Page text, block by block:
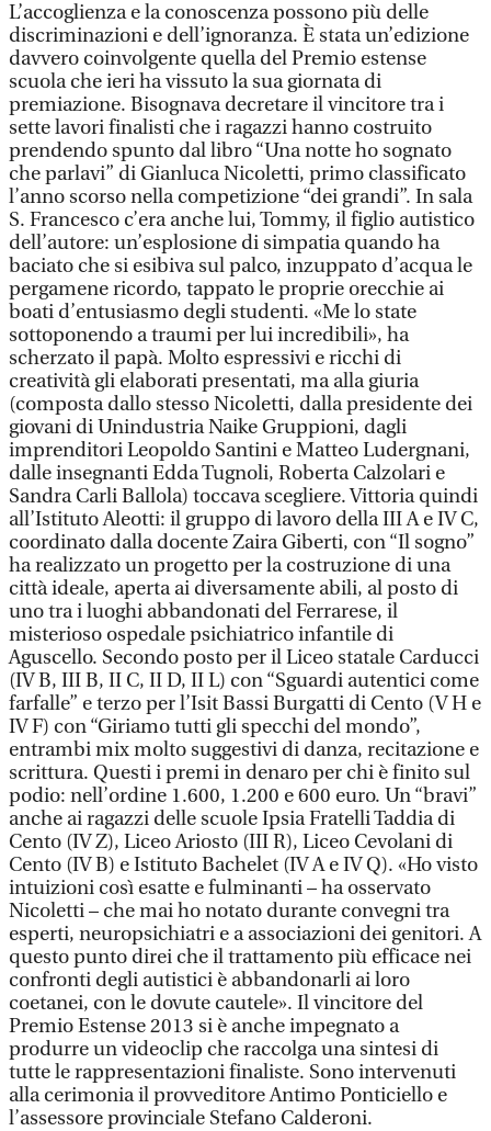
L’accoglienza e la conoscenza possono più delle
discriminazioni e dell’ignoranza. È stata un’edizione
davvero coinvolgente quella del Premio estense
scuola che ieri ha vissuto la sua giornata di
premiazione. Bisognava decretare il vincitore tra i
sette lavori finalisti che i ragazzi hanno costruito
prendendo spunto dal libro “Una notte ho sognato
che parlavi” di Gianluca Nicoletti, primo classificato
l’anno scorso nella competizione “dei grandi”. In sala
S. Francesco c’era anche lui, Tommy, il figlio autistico
dell’autore: un’esplosione di simpatia quando ha
baciato che si esibiva sul palco, inzuppato d’acqua le
pergamene ricordo, tappato le proprie orecchie ai
boati d’entusiasmo degli studenti. «Me lo state
sottoponendo a traumi per lui incredibili», ha
scherzato il papà. Molto espressivi e ricchi di
creatività gli elaborati presentati, ma alla giuria
(composta dallo stesso Nicoletti, dalla presidente dei
giovani di Unindustria Naike Gruppioni, dagli
imprenditori Leopoldo Santini e Matteo Ludergnani,
dalle insegnanti Edda Tugnoli, Roberta Calzolari e
Sandra Carli Ballola) toccava scegliere. Vittoria quindi
all’Istituto Aleotti: il gruppo di lavoro della III A e IV C,
coordinato dalla docente Zaira Giberti, con “Il sogno”
ha realizzato un progetto per la costruzione di una
città ideale, aperta ai diversamente abili, al posto di
uno tra i luoghi abbandonati del Ferrarese, il
misterioso ospedale psichiatrico infantile di
Aguscello. Secondo posto per il Liceo statale Carducci
(IV B, III B, II C, II D, II L) con “Sguardi autentici come
farfalle” e terzo per l’Isit Bassi Burgatti di Cento (V H e
IV F) con “Giriamo tutti gli specchi del mondo”,
entrambi mix molto suggestivi di danza, recitazione e
scrittura. Questi i premi in denaro per chi è finito sul
podio: nell’ordine 1.600, 1.200 e 600 euro. Un “bravi”
anche ai ragazzi delle scuole Ipsia Fratelli Taddia di
Cento (IV Z), Liceo Ariosto (III R), Liceo Cevolani di
Cento (IV B) e Istituto Bachelet (IV A e IV Q). «Ho visto
intuizioni così esatte e fulminanti – ha osservato
Nicoletti – che mai ho notato durante convegni tra
esperti, neuropsichiatri e a associazioni dei genitori. A
questo punto direi che il trattamento più efficace nei
confronti degli autistici è abbandonarli ai loro
coetanei, con le dovute cautele». Il vincitore del
Premio Estense 2013 si è anche impegnato a
produrre un videoclip che raccolga una sintesi di
tutte le rappresentazioni finaliste. Sono intervenuti
alla cerimonia il provveditore Antimo Ponticiello e
l’assessore provinciale Stefano Calderoni.